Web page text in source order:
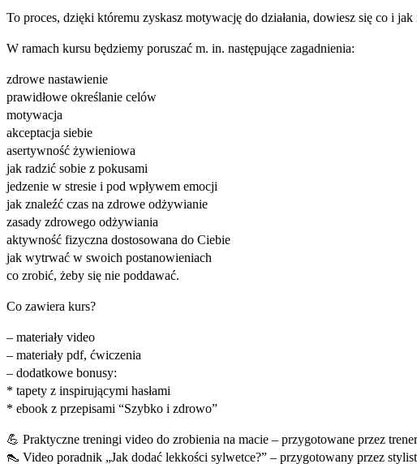
To proces, dzięki któremu zyskasz motywację do działania, dowiesz się co i jak
W ramach kursu będziemy poruszać m. in. następujące zagadnienia:
zdrowe nastawienie
prawidłowe określanie celów
motywacja
akceptacja siebie
asertywność żywieniowa
jak radzić sobie z pokusami
jedzenie w stresie i pod wpływem emocji
jak znaleźć czas na zdrowe odżywianie
zasady zdrowego odżywiania
aktywność fizyczna dostosowana do Ciebie
jak wytrwać w swoich postanowieniach
co zrobić, żeby się nie poddawać.
Co zawiera kurs?
– materiały video
– materiały pdf, ćwiczenia
– dodatkowe bonusy:
* tapety z inspirującymi hasłami
* ebook z przepisami “Szybko i zdrowo”
💪 Praktyczne treningi video do zrobienia na macie – przygotowane przez
👠 Video poradnik „Jak dodać lekkości sylwetce?” – przygotowany przez